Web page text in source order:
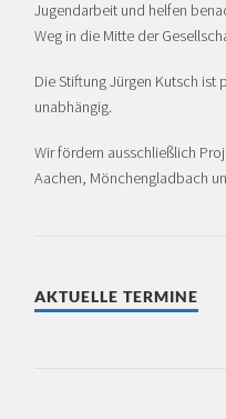
Jugendarbeit und helfen
Weg in die Mitte der
Die Stiftung Jürgen Kutsch
unabhängig.
Wir fördern ausschließlich
Aachen, Mönchen­glad­bach
AKTUELLE TERMINE